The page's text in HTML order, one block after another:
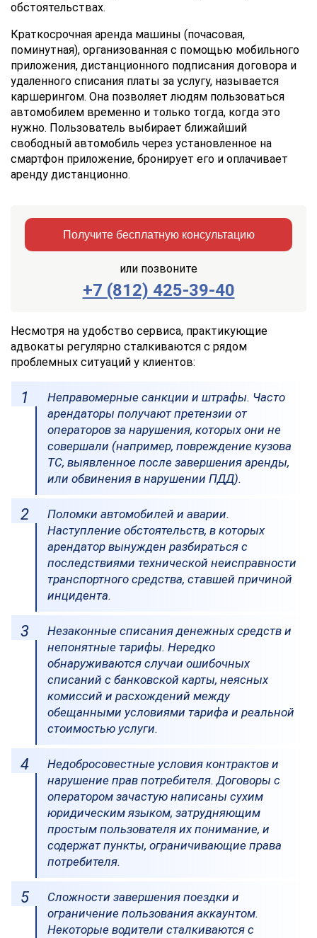
обстоятельствах.
Краткосрочная аренда машины (почасовая,
поминутная), организованная с помощью мобильного
приложения, дистанционного подписания договора и
удаленного списания платы за услугу, называется
каршерингом. Она позволяет людям пользоваться
автомобилем временно и только тогда, когда это
нужно. Пользователь выбирает ближайший
свободный автомобиль через установленное на
смартфон приложение, бронирует его и оплачивает
аренду дистанционно.
Получите бесплатную консультацию
или позвоните
+7 (812) 425-39-40
Заказать
консультацию
Отправляя
данные,
соглашаетесь
Правилами
обработки
персональных
данных
Несмотря на удобство сервиса, практикующие
адвокаты регулярно сталкиваются с рядом
проблемных ситуаций у клиентов:
Неправомерные санкции и штрафы. Часто
арендаторы получают претензии от
операторов за нарушения, которых они не
совершали (например, повреждение кузова
ТС, выявленное после завершения аренды,
или обвинения в нарушении ПДД).
Поломки автомобилей и аварии.
Наступление обстоятельств, в которых
арендатор вынужден разбираться с
последствиями технической неисправности
транспортного средства, ставшей причиной
инцидента.
Незаконные списания денежных средств и
непонятные тарифы. Нередко
обнаруживаются случаи ошибочных
списаний с банковской карты, неясных
комиссий и расхождений между
обещанными условиями тарифа и реальной
стоимостью услуги.
Недобросовестные условия контрактов и
нарушение прав потребителя. Договоры с
оператором зачастую написаны сухим
юридическим языком, затрудняющим
простым пользователя их понимание, и
содержат пункты, ограничивающие права
потребителя.
Сложности завершения поездки и
ограничение пользования аккаунтом.
Некоторые водители сталкиваются с